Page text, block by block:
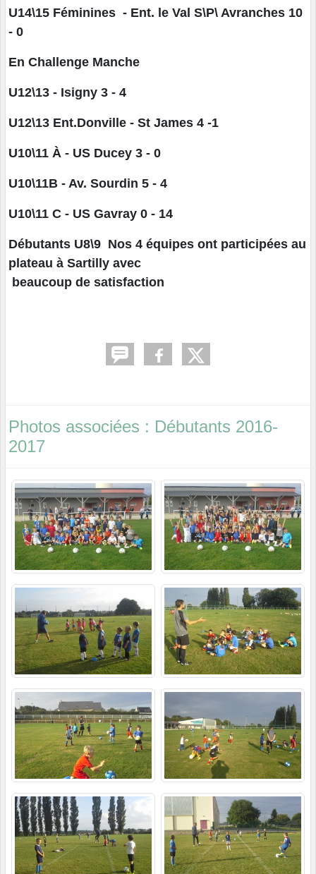
U14\15 Féminines - Ent. le Val S\P\ Avranches 10
- 0
En Challenge Manche
U12\13 - Isigny 3 - 4
U12\13 Ent.Donville - St James 4 -1
U10\11 À - US Ducey 3 - 0
U10\11B - Av. Sourdin 5 - 4
U10\11 C - US Gavray 0 - 14
Débutants U8\9 Nos 4 équipes ont participées au
plateau à Sartilly avec
beaucoup de satisfaction
Photos associées : Débutants 2016-
2017